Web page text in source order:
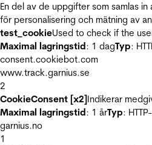
En del av de uppgifter som samlas
för personalisering och mätning av
test_cookieUsed to check if the
Maximal lagringstid: 1 dagTyp:
consent.cookiebot.com
www.track.garnius.se
2
CookieConsent [x2]Indikerar
Maximal lagringstid: 1 årTyp:
garnius.no
1